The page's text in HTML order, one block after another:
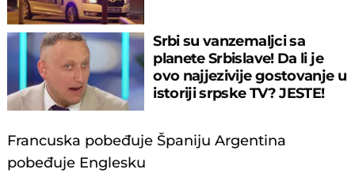
Srbi su vanzemaljci sa
planete Srbislave! Da li je
ovo najjezivije gostovanje u
istoriji srpske TV? JESTE!
Francuska pobeđuje Španiju Argentina
pobeđuje Englesku